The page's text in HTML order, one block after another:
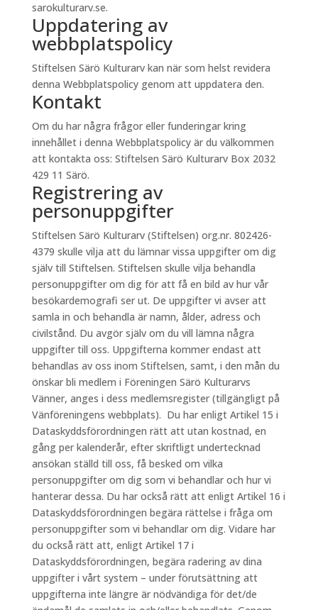
sarokulturarv.se.
Uppdatering av
webbplatspolicy
Stiftelsen Särö Kulturarv kan när som helst revidera
denna Webbplatspolicy genom att uppdatera den.
Kontakt
Om du har några frågor eller funderingar kring
innehållet i denna Webbplatspolicy är du välkommen
att kontakta oss: Stiftelsen Särö Kulturarv Box 2032
429 11 Särö.
Registrering av
personuppgifter
Stiftelsen Särö Kulturarv (Stiftelsen) org.nr. 802426-
4379 skulle vilja att du lämnar vissa uppgifter om dig
själv till Stiftelsen. Stiftelsen skulle vilja behandla
personuppgifter om dig för att få en bild av hur vår
besökardemografi ser ut. De uppgifter vi avser att
samla in och behandla är namn, ålder, adress och
civilstånd. Du avgör själv om du vill lämna några
uppgifter till oss. Uppgifterna kommer endast att
behandlas av oss inom Stiftelsen, samt, i den mån du
önskar bli medlem i Föreningen Särö Kulturarvs
Vänner, anges i dess medlemsregister (tillgängligt på
Vänföreningens webbplats). Du har enligt Artikel 15 i
Dataskyddsförordningen rätt att utan kostnad, en
gång per kalenderår, efter skriftligt undertecknad
ansökan ställd till oss, få besked om vilka
personuppgifter om dig som vi behandlar och hur vi
hanterar dessa. Du har också rätt att enligt Artikel 16 i
Dataskyddsförordningen begära rättelse i fråga om
personuppgifter som vi behandlar om dig. Vidare har
du också rätt att, enligt Artikel 17 i
Dataskyddsförordningen, begära radering av dina
uppgifter i vårt system – under förutsättning att
uppgifterna inte längre är nödvändiga för det/de